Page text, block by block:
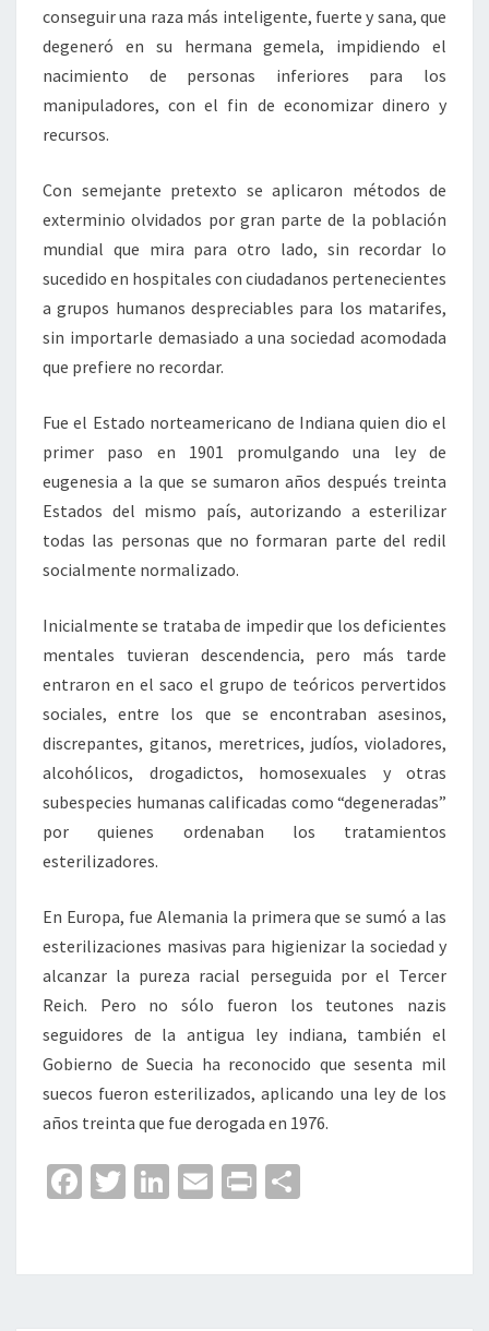
conseguir una raza más inteligente, fuerte y sana, que
degeneró en su hermana gemela, impidiendo el
nacimiento de personas inferiores para los
manipuladores, con el fin de economizar dinero y
recursos.
Con semejante pretexto se aplicaron métodos de
exterminio olvidados por gran parte de la población
mundial que mira para otro lado, sin recordar lo
sucedido en hospitales con ciudadanos pertenecientes
a grupos humanos despreciables para los matarifes,
sin importarle demasiado a una sociedad acomodada
que prefiere no recordar.
Fue el Estado norteamericano de Indiana quien dio el
primer paso en 1901 promulgando una ley de
eugenesia a la que se sumaron años después treinta
Estados del mismo país, autorizando a esterilizar
todas las personas que no formaran parte del redil
socialmente normalizado.
Inicialmente se trataba de impedir que los deficientes
mentales tuvieran descendencia, pero más tarde
entraron en el saco el grupo de teóricos pervertidos
sociales, entre los que se encontraban asesinos,
discrepantes, gitanos, meretrices, judíos, violadores,
alcohólicos, drogadictos, homosexuales y otras
subespecies humanas calificadas como “degeneradas”
por quienes ordenaban los tratamientos
esterilizadores.
En Europa, fue Alemania la primera que se sumó a las
esterilizaciones masivas para higienizar la sociedad y
alcanzar la pureza racial perseguida por el Tercer
Reich. Pero no sólo fueron los teutones nazis
seguidores de la antigua ley indiana, también el
Gobierno de Suecia ha reconocido que sesenta mil
suecos fueron esterilizados, aplicando una ley de los
años treinta que fue derogada en 1976.
Fa
o
o
T
er
Li
dI
n
E
l
Pr
p
ar